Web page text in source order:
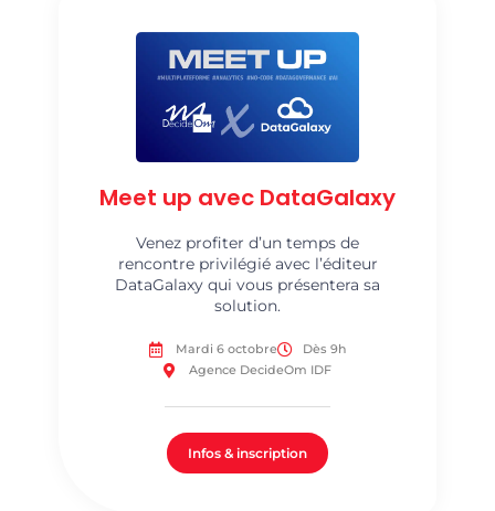
Meet up avec DataGalaxy
Venez profiter d’un temps de
rencontre privilégié avec l’éditeur
DataGalaxy qui vous présentera sa
solution.
Mardi 6 octobre
Dès 9h
Agence DecideOm IDF
Infos & inscription